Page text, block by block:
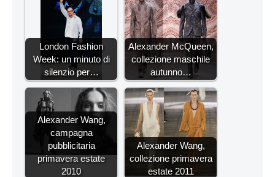
London Fashion
Week: un minuto di
silenzio per…
Alexander McQueen,
collezione maschile
autunno…
Alexander Wang,
campagna
pubblicitaria
primavera estate
2010
Alexander Wang,
collezione primavera
estate 2011